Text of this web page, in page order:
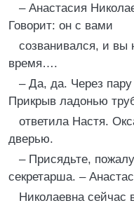
– Анастасия
Говорит: он с вами
созванивался, и вы
время….
– Да, да. Через
Прикрыв ладонью
ответила Настя.
дверью.
– Присядьте,
секретарша. –
Николаевна сейчас